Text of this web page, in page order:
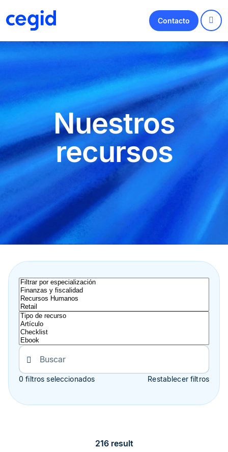
Contacto
Nuestros
recursos
0 filtros seleccionados Restablecer filtros
216 result